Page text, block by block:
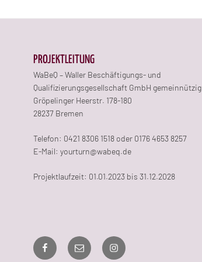
PROJEKTLEITUNG
WaBeQ – Waller Beschäftigungs- und
Qualifizierungsgesellschaft GmbH gemeinnützig
Gröpelinger Heerstr. 178-180
28237 Bremen
Telefon: 0421 8306 1518 oder 0176 4653 8257
E-Mail: yourturn@wabeq.de
Projektlaufzeit: 01.01.2023 bis 31.12.2028
FacebookE-
Mail
Instagram